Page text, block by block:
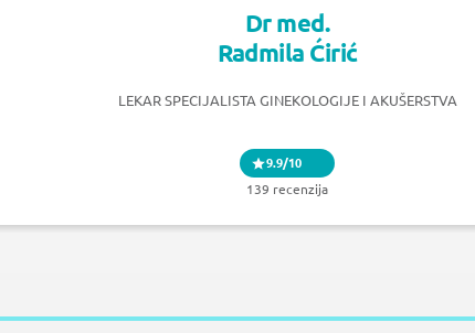
Dr med.
Radmila Ćirić
LEKAR SPECIJALISTA GINEKOLOGIJE I AKUŠERSTVA
9.9/10
139 recenzija